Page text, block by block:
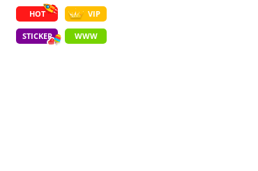
HOT VIP
STICKER WWW